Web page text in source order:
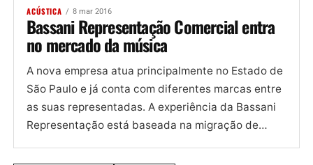
ACÚSTICA 8 mar 2016
Bassani Representação Comercial entra
no mercado da música
A nova empresa atua principalmente no Estado de
São Paulo e já conta com diferentes marcas entre
as suas representadas. A experiência da Bassani
Representação está baseada na migração de